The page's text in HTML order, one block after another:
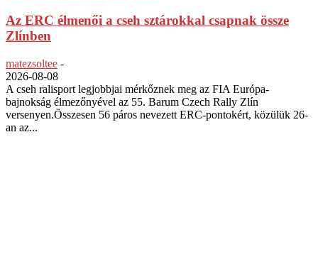
Az ERC élmenői a cseh sztárokkal csapnak össze
Zlínben
matezsoltee -
2026-08-08
A cseh ralisport legjobbjai mérkőznek meg az FIA Európa-
bajnokság élmezőnyével az 55. Barum Czech Rally Zlín
versenyen.Összesen 56 páros nevezett ERC-pontokért, közülük 26-
an az...